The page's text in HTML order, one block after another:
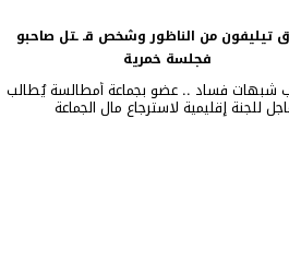
تيليفون من الناظور وشخص قـ ـتل صاحبو
فجلسة خمرية